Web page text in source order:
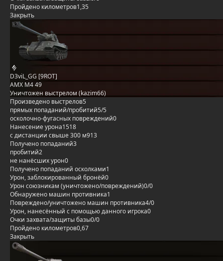
Пройдено километров1,35
Закрыть
D3viL_GG [9ROT]
AMX M4 49
Уничтожен выстрелом (kazim66)
Произведено выстрелов5
прямых попаданий/пробитий5/5
осколочно-фугасных повреждений0
Нанесение урона1518
с дистанции свыше 300 м913
Получено попаданий3
пробитий2
не нанёсших урон0
Получено попаданий осколками1
Урон, заблокированный бронёй0
Урон союзникам (уничтожено/повреждений)0/0
Обнаружено машин противника1
Повреждено/уничтожено машин противника4/0
Урон, нанесённый с помощью данного игрока0
Очки захвата/защиты базы0/0
Пройдено километров0,67
Закрыть